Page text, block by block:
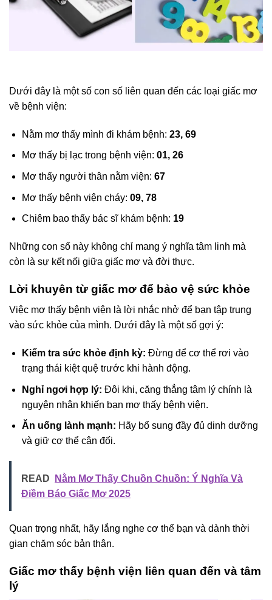
Dưới đây là một số con số liên quan đến các loại giấc mơ
về bệnh viện:
Nằm mơ thấy mình đi khám bệnh: 23, 69
Mơ thấy bị lạc trong bệnh viện: 01, 26
Mơ thấy người thân nằm viện: 67
Mơ thấy bệnh viện cháy: 09, 78
Chiêm bao thấy bác sĩ khám bệnh: 19
Những con số này không chỉ mang ý nghĩa tâm linh mà
còn là sự kết nối giữa giấc mơ và đời thực.
Lời khuyên từ giấc mơ để bảo vệ sức khỏe
Việc mơ thấy bệnh viện là lời nhắc nhở để bạn tập trung
vào sức khỏe của mình. Dưới đây là một số gợi ý:
Kiểm tra sức khỏe định kỳ: Đừng để cơ thể rơi vào
trạng thái kiệt quệ trước khi hành động.
Nghỉ ngơi hợp lý: Đôi khi, căng thẳng tâm lý chính là
nguyên nhân khiến bạn mơ thấy bệnh viện.
Ăn uống lành mạnh: Hãy bổ sung đầy đủ dinh dưỡng
và giữ cơ thể cân đối.
READ
Nằm Mơ Thấy Chuồn Chuồn: Ý Nghĩa Và
Điềm Báo Giấc Mơ 2025
Quan trọng nhất, hãy lắng nghe cơ thể bạn và dành thời
gian chăm sóc bản thân.
Giấc mơ thấy bệnh viện liên quan đến và tâm
lý